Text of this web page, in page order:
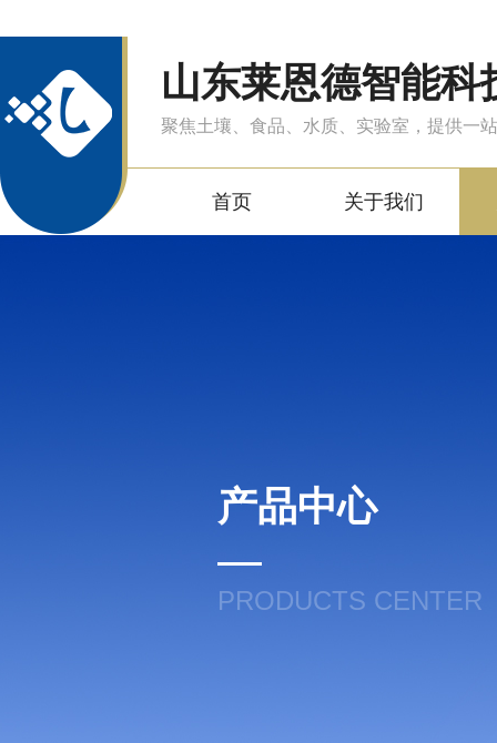
山东莱恩德智能科
聚焦土壤、食品、水质、实验室，提供一
首页 关于我们
产品中心
PRODUCTS CENTER